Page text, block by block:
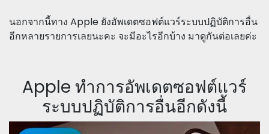
นอกจากนี้ทาง Apple ยังอัพเดตซอฟต์แวร์ระบบปฏิบัติการอื่น
อีกหลายรายการเลยนะคะ จะมีอะไรอีกบ้าง มาดูกันต่อเลยค่ะ
Apple ทำการอัพเดตซอฟต์แวร์
ระบบปฏิบัติการอื่นอีกดังนี้